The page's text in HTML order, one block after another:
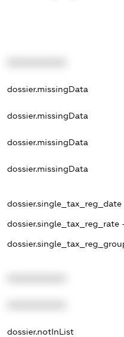
dossier.missingData
dossier.missingData
dossier.missingData
dossier.missingData
dossier.single_tax_reg_date -
dossier.single_tax_reg_rate
dossier.notInList